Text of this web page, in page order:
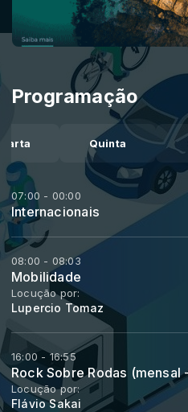
Programação
Quinta
07:00 - 00:00
Internacionais
08:00 - 08:03
Mobilidade
Locução por:
Lupercio Tomaz
16:00 - 16:55
Locução por:
Flávio Sakai